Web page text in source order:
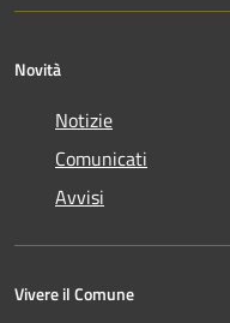
Novità
Notizie
Comunicati
Avvisi
Vivere il Comune